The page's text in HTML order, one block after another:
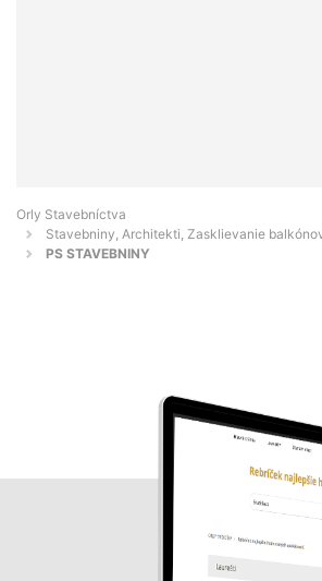
Orly Stavebníctva
Stavebniny, Architekti, Zasklievanie
PS STAVEBNINY